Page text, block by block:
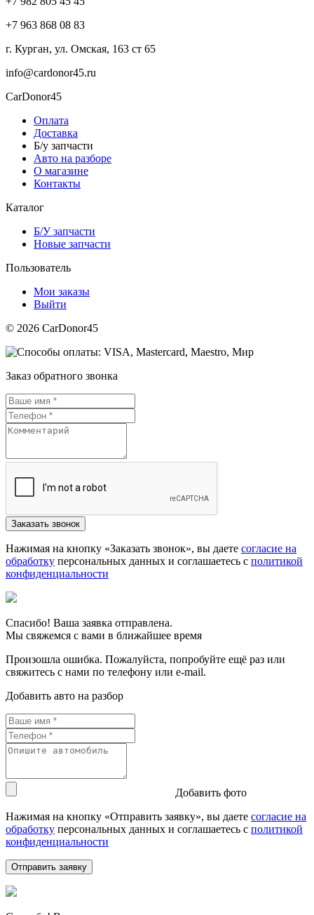
+7 963 868 08 83
г. Курган, ул. Омская, 163 ст 65
info@cardonor45.ru
CarDonor45
Оплата
Доставка
Б/у запчасти
Авто на разборе
О магазине
Контакты
Каталог
Б/У запчасти
Новые запчасти
Пользователь
Мои заказы
Выйти
© 2026 CarDonor45
Заказ обратного звонка
Нажимая на кнопку «Заказать звонок», вы даете согласие на
обработку персональных данных и соглашаетесь c политикой
конфиденциальности
Спасибо! Ваша заявка отправлена.
Мы свяжемся с вами в ближайшее время
Произошла ошибка. Пожалуйста, попробуйте ещё раз или
свяжитесь с нами по телефону или e-mail.
Добавить авто на разбор
Добавить фото
Нажимая на кнопку «Отправить заявку», вы даете согласие на
обработку персональных данных и соглашаетесь c политикой
конфиденциальности